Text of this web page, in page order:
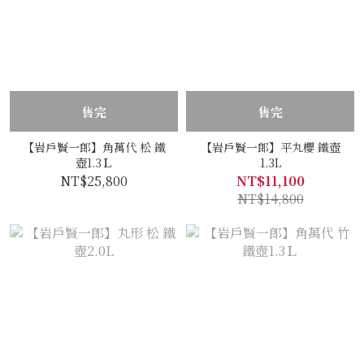
售完
【岩戶賢一郎】角萬代 松 鐵
壺1.3Ｌ
NT$25,800
售完
【岩戶賢一郎】平丸櫻 鐵壺
1.3L
NT$11,100
NT$14,800